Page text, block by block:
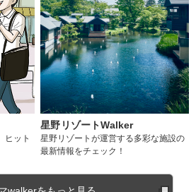
ヒット
星野リゾートWalker
星野リゾートが運営する多彩な施設の
最新情報をチェック！